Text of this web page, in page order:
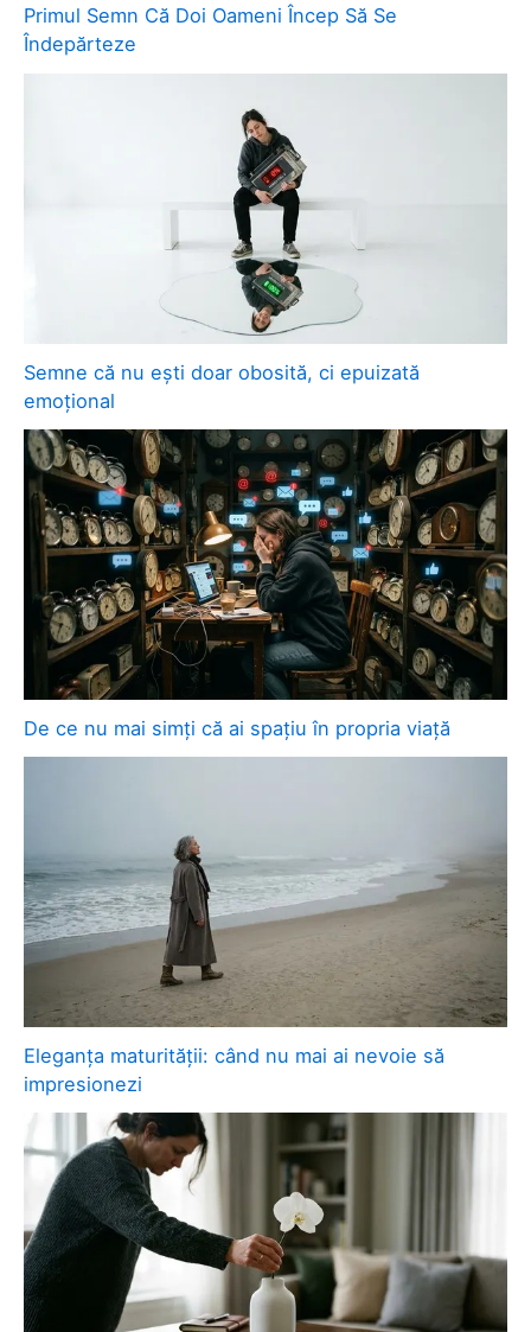
Primul Semn Că Doi Oameni Încep Să Se
Îndepărteze
Semne că nu ești doar obosită, ci epuizată
emoțional
De ce nu mai simți că ai spațiu în propria viață
Eleganța maturității: când nu mai ai nevoie să
impresionezi